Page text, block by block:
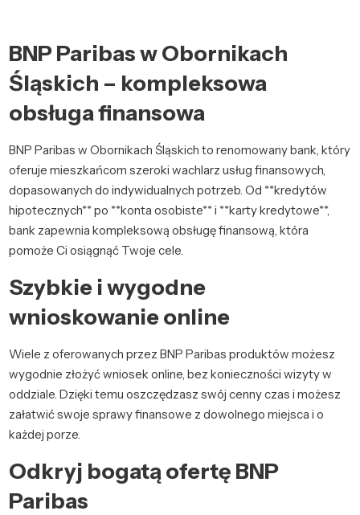
BNP Paribas w Obornikach
Śląskich – kompleksowa
obsługa finansowa
BNP Paribas w Obornikach Śląskich to renomowany bank, który
oferuje mieszkańcom szeroki wachlarz usług finansowych,
dopasowanych do indywidualnych potrzeb. Od **kredytów
hipotecznych** po **konta osobiste** i **karty kredytowe**,
bank zapewnia kompleksową obsługę finansową, która
pomoże Ci osiągnąć Twoje cele.
Szybkie i wygodne
wnioskowanie online
Wiele z oferowanych przez BNP Paribas produktów możesz
wygodnie złożyć wniosek online, bez konieczności wizyty w
oddziale. Dzięki temu oszczędzasz swój cenny czas i możesz
załatwić swoje sprawy finansowe z dowolnego miejsca i o
każdej porze.
Odkryj bogatą ofertę BNP
Paribas